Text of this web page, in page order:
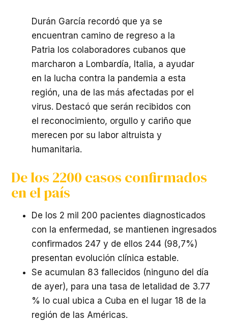
Durán García recordó que ya se
encuentran camino de regreso a la
Patria los colaboradores cubanos que
marcharon a Lombardía, Italia, a ayudar
en la lucha contra la pandemia a esta
región, una de las más afectadas por el
virus. Destacó que serán recibidos con
el reconocimiento, orgullo y cariño que
merecen por su labor altruista y
humanitaria.
De los 2200 casos confirmados
en el país
De los 2 mil 200 pacientes diagnosticados
con la enfermedad, se mantienen ingresados
confirmados 247 y de ellos 244 (98,7%)
presentan evolución clínica estable.
Se acumulan 83 fallecidos (ninguno del día
de ayer), para una tasa de letalidad de 3.77
% lo cual ubica a Cuba en el lugar 18 de la
región de las Américas.